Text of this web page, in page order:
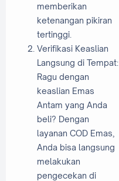
memberikan
ketenangan pikiran
tertinggi.
Verifikasi Keaslian
Langsung di Tempat:
Ragu dengan
keaslian Emas
Antam yang Anda
beli? Dengan
layanan COD Emas,
Anda bisa langsung
melakukan
pengecekan di